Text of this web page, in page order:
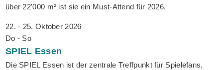
über 22'000 m² ist sie ein Must-Attend für 2026.
22. - 25. Oktober 2026
Do - So
SPIEL Essen
Die SPIEL Essen ist der zentrale Treffpunkt für Spielefans,